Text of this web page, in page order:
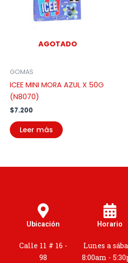
AGOTADO
GOMAS
ICEE MINI MORA AZUL X 50G
(N8070)
$7.200
Leer más
Ubicación
Calle 11 # 16 -
98
Horario
Lunes a
8:00am -